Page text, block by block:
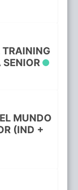
MUNDO
(IND +